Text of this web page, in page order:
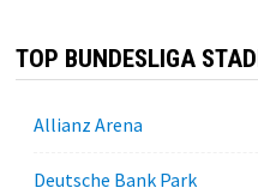
TOP BUNDESLIGA
Allianz Arena
Deutsche Bank Park